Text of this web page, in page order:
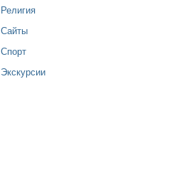
Религия
Сайты
Спорт
Экскурсии